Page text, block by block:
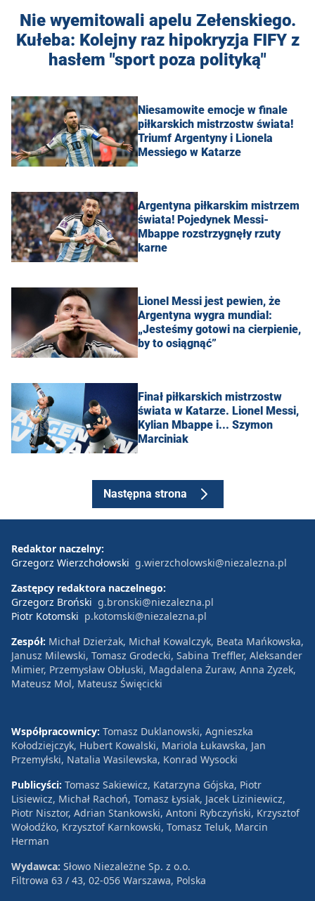
Nie wyemitowali apelu Zełenskiego.
Kułeba: Kolejny raz hipokryzja FIFY z
hasłem "sport poza polityką"
Niesamowite emocje w finale
piłkarskich mistrzostw świata!
Triumf Argentyny i Lionela
Messiego w Katarze
Argentyna piłkarskim mistrzem
świata! Pojedynek Messi-
Mbappe rozstrzygnęły rzuty
karne
Lionel Messi jest pewien, że
Argentyna wygra mundial:
„Jesteśmy gotowi na cierpienie,
by to osiągnąć”
Finał piłkarskich mistrzostw
świata w Katarze. Lionel Messi,
Kylian Mbappe i... Szymon
Marciniak
Następna strona
Redaktor naczelny:
Grzegorz Wierzchołowski g.wierzcholowski@niezalezna.pl
Zastępcy redaktora naczelnego:
Grzegorz Broński g.bronski@niezalezna.pl
Piotr Kotomski p.kotomski@niezalezna.pl
Zespół: Michał Dzierżak, Michał Kowalczyk, Beata Mańkowska,
Janusz Milewski, Tomasz Grodecki, Sabina Treffler, Aleksander
Mimier, Przemysław Obłuski, Magdalena Żuraw, Anna Zyzek,
Mateusz Mol, Mateusz Święcicki
Współpracownicy: Tomasz Duklanowski, Agnieszka
Kołodziejczyk, Hubert Kowalski, Mariola Łukawska, Jan
Przemyłski, Natalia Wasilewska, Konrad Wysocki
Publicyści: Tomasz Sakiewicz, Katarzyna Gójska, Piotr
Lisiewicz, Michał Rachoń, Tomasz Łysiak, Jacek Liziniewicz,
Piotr Nisztor, Adrian Stankowski, Antoni Rybczyński, Krzysztof
Wołodźko, Krzysztof Karnkowski, Tomasz Teluk, Marcin
Herman
Wydawca: Słowo Niezależne Sp. z o.o.
Filtrowa 63 / 43, 02-056 Warszawa, Polska